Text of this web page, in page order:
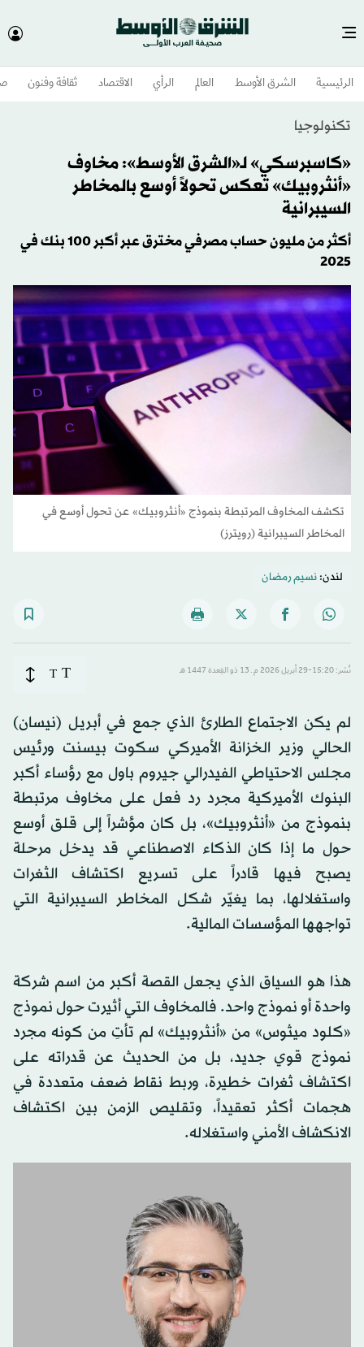
الرئيسية الشرق الأوسط​ العالم الرأي الاقتصاد ثقافة وفنون
تكنولوجيا
«كاسبرسكي» لـ«الشرق الأوسط»: مخاوف
«أنثروبيك» تعكس تحولاً أوسع بالمخاطر
السيبرانية
أكثر من مليون حساب مصرفي مخترق عبر أكبر 100 بنك في
2025
تكشف المخاوف المرتبطة بنموذج «أنثروبيك» عن تحول أوسع في
المخاطر السيبرانية (رويترز)
لندن:نسيم رمضان
نُشر: 15:20-29 أبريل 2026 م ـ 13 ذو القِعدة 1447 هـ T
T
لم يكن الاجتماع الطارئ الذي جمع في أبريل (نيسان)
الحالي وزير الخزانة الأميركي سكوت بيسنت ورئيس
مجلس الاحتياطي الفيدرالي جيروم باول مع رؤساء أكبر
البنوك الأميركية مجرد رد فعل على مخاوف مرتبطة
بنموذج من «أنثروبيك»، بل كان مؤشراً إلى قلق أوسع
حول ما إذا كان الذكاء الاصطناعي قد يدخل مرحلة
يصبح فيها قادراً على تسريع اكتشاف الثغرات
واستغلالها، بما يغيّر شكل المخاطر السيبرانية التي
تواجهها المؤسسات المالية.
هذا هو السياق الذي يجعل القصة أكبر من اسم شركة
واحدة أو نموذج واحد. فالمخاوف التي أثيرت حول نموذج
«كلود ميثوس» من «أنثروبيك» لم تأتِ من كونه مجرد
نموذج قوي جديد، بل من الحديث عن قدراته على
اكتشاف ثغرات خطيرة، وربط نقاط ضعف متعددة في
هجمات أكثر تعقيداً، وتقليص الزمن بين اكتشاف
الانكشاف الأمني واستغلاله.